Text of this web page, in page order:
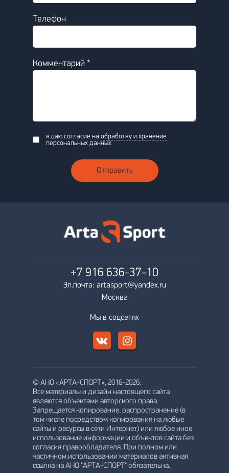
Телефон
Комментарий *
я даю согласие на обработку и хранение
персональных данных
Отправить
+7 916 636-37-10
Эл.почта: artasport@yandex.ru
Москва
Мы в соцсетях
© АНО «АРТА-СПОРТ», 2016-2026.
Все материалы и дизайн настоящего сайта
являются объектами авторского права.
Запрещается копирование, распространение (в
том числе посредством копирования на любые
сайты и ресурсы в сети Интернет) или любое иное
использование информации и объектов сайта без
согласия правообладателя. При полном или
частичном использовании материалов активная
ссылка на АНО "АРТА-СПОРТ" обязательна.